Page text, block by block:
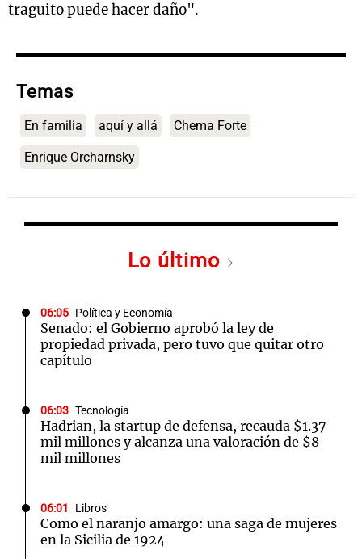
traguito puede hacer daño".
Temas
En familia aquí y allá Chema Forte
Enrique Orcharnsky
Lo último
06:05 Política y Economía
Senado: el Gobierno aprobó la ley de
propiedad privada, pero tuvo que quitar otro
capítulo
06:03 Tecnología
Hadrian, la startup de defensa, recauda $1.37
mil millones y alcanza una valoración de $8
mil millones
06:01 Libros
Como el naranjo amargo: una saga de mujeres
en la Sicilia de 1924